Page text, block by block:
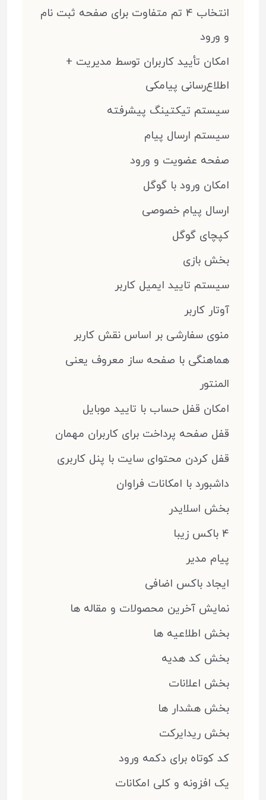
انتخاب 4 تم متفاوت برای صفحه ثبت نام
و ورود
امکان تأیید کاربران توسط مدیریت +
اطلاع‌رسانی پیامکی
سیستم تیکتینگ پیشرفته
سیستم ارسال پیام
صفحه عضویت و ورود
امکان ورود با گوگل
ارسال پیام خصوصی
کپچای گوگل
بخش بازی
سیستم تایید ایمیل کاربر
آوتار کاربر
منوی سفارشی بر اساس نقش کاربر
هماهنگی با صفحه ساز معروف یعنی
المنتور
امکان قفل حساب با تایید موبایل
قفل صفحه پرداخت برای کاربران مهمان
قفل کردن محتوای سایت با پنل کاربری
داشبورد با امکانات فراوان
بخش اسلایدر
4 باکس زیبا
پیام مدیر
ایجاد باکس اضافی
نمایش آخرین محصولات و مقاله ها
بخش اطلاعیه ها
بخش کد هدیه
بخش اعلانات
بخش هشدار ها
بخش ریدایرکت
کد کوتاه برای دکمه ورود
یک افزونه و کلی امکانات